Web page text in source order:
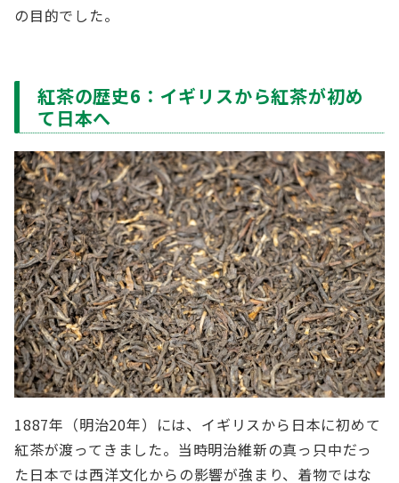
の目的でした。
紅茶の歴史6：イギリスから紅茶が初め
て日本へ
1887年（明治20年）には、イギリスから日本に初めて
紅茶が渡ってきました。当時明治維新の真っ只中だっ
た日本では西洋文化からの影響が強まり、着物ではな